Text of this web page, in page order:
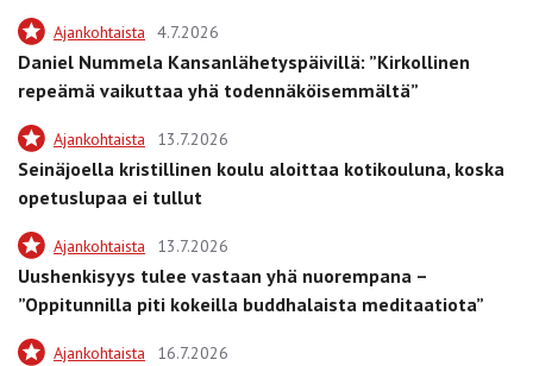
Ajankohtaista 4.7.2026
Daniel Nummela Kansanlähetyspäivillä: ”Kirkollinen
repeämä vaikuttaa yhä todennäköisemmältä”
Ajankohtaista 13.7.2026
Seinäjoella kristillinen koulu aloittaa kotikouluna, koska
opetuslupaa ei tullut
Ajankohtaista 13.7.2026
Uushenkisyys tulee vastaan yhä nuorempana –
”Oppitunnilla piti kokeilla buddhalaista meditaatiota”
Ajankohtaista 16.7.2026